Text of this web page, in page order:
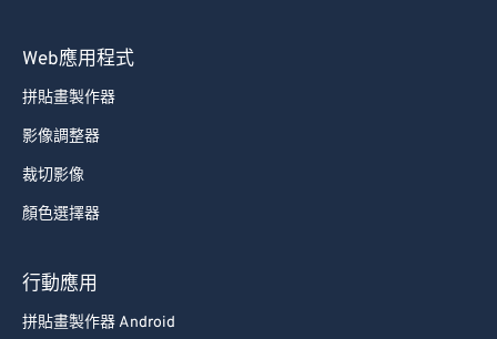
Web應用程式
拼貼畫製作器
影像調整器
裁切影像
顏色選擇器
行動應用
拼貼畫製作器 Android